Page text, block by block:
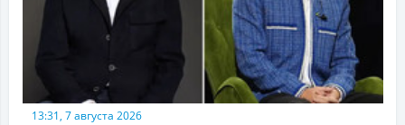
13:31, 7 августа 2026